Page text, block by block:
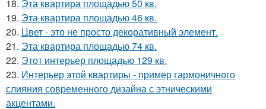
18. Эта квартира площадью 50 кв.
19. Эта квартира площадью 46 кв.
20. Цвет - это не просто декоративный элемент.
21. Эта квартира площадью 74 кв.
22. Этот интерьер площадью 129 кв.
23. Интерьер этой квартиры - пример гармоничного
слияния современного дизайна с этническими
акцентами.